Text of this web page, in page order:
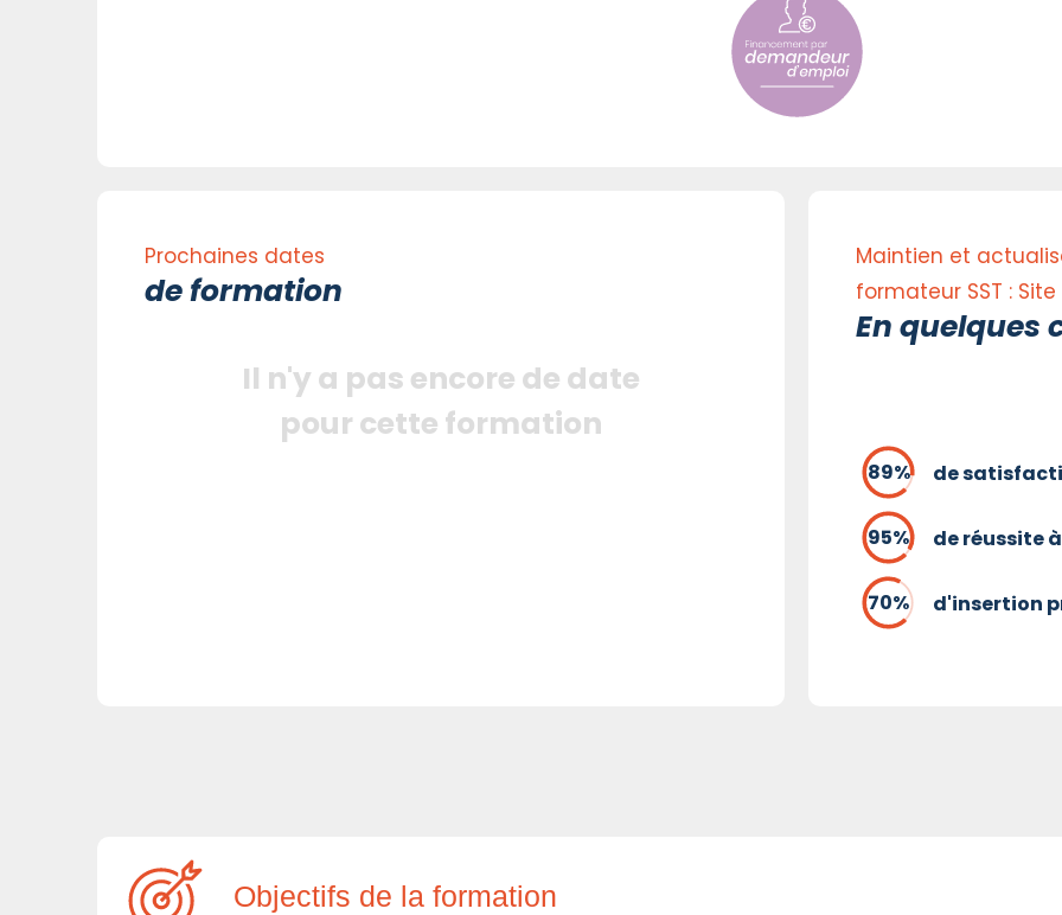
Prochaines dates
de formation
Il n'y a pas encore de date
pour cette formation
Maintien et
formateur SST :
En quelques
de
de réussite
d'insertion
Objectifs de la formation